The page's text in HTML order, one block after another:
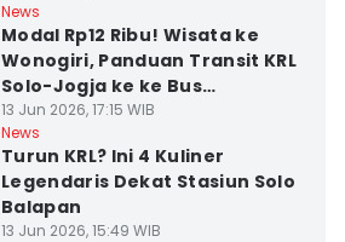
News
Modal Rp12 Ribu! Wisata ke
Wonogiri, Panduan Transit KRL
Solo-Jogja ke ke Bus
TransJateng
13 Jun 2026, 17:15 WIB
News
Turun KRL? Ini 4 Kuliner
Legendaris Dekat Stasiun Solo
Balapan
13 Jun 2026, 15:49 WIB